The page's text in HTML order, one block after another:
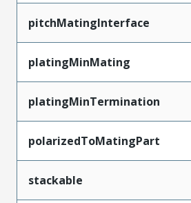
pitchMatingInterface
platingMinMating
platingMinTermination
polarizedToMatingPart
stackable